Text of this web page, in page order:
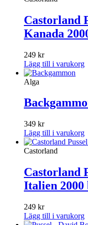
Castorland
Kanada
249 kr
Lägg till i varukorg
Alga
349 kr
Lägg till i varukorg
Castorland
Castorland
Italien
249 kr
Lägg till i varukorg